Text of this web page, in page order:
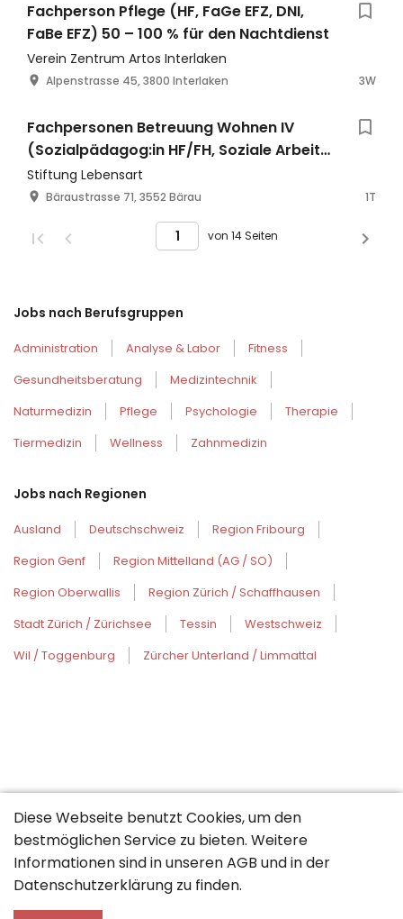
Fachperson Pflege (HF, FaGe EFZ, DNI,
FaBe EFZ) 50 – 100 % für den Nachtdienst
Verein Zentrum Artos Interlaken
Alpenstrasse 45, 3800 Interlaken 3W
Fachpersonen Betreuung Wohnen IV
(Sozialpädagog:in HF/FH, Soziale Arbeit
FH, FaBe EFZ) 60-100%
Stiftung Lebensart
Bäraustrasse 71, 3552 Bärau 1T
von 14 Seiten
Jobs nach Berufsgruppen
Administration Analyse & Labor
Fitness
Gesundheitsberatung
Medizintechnik
Naturmedizin
Pflege Psychologie
Therapie
Tiermedizin
Wellness Zahnmedizin
Jobs nach Regionen
Ausland Deutschschweiz
Region Fribourg
Region Genf
Region Mittelland (AG / SO)
Region Oberwallis
Region Zürich / Schaffhausen
Stadt Zürich / Zürichsee
Tessin
Westschweiz
Wil / Toggenburg
Zürcher Unterland / Limmattal
Diese Webseite benutzt Cookies, um den
bestmöglichen Service zu bieten. Weitere
Informationen sind in unserenAGB und in der
Datenschutzerklärung zu finden.